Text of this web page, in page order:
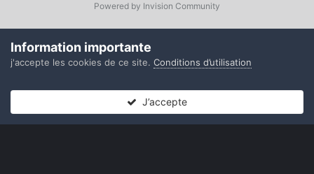
Powered by Invision Community
Information importante
j'accepte les cookies de ce site. Conditions d’utilisation
J’accepte